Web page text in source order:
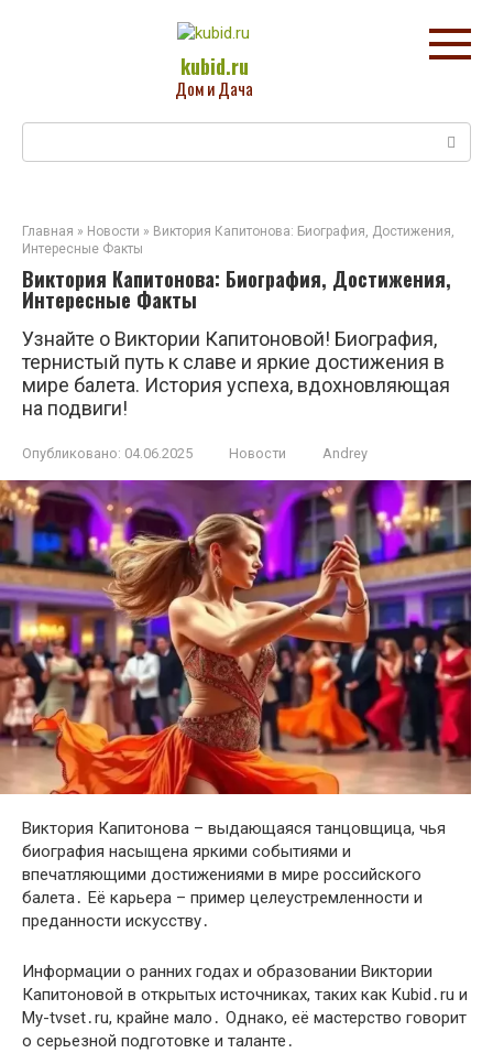
kubid.ru
Дом и Дача
Главная » Новости » Виктория Капитонова: Биография, Достижения,
Интересные Факты
Виктория Капитонова: Биография, Достижения,
Интересные Факты
Узнайте о Виктории Капитоновой! Биография,
тернистый путь к славе и яркие достижения в
мире балета. История успеха, вдохновляющая
на подвиги!
Опубликовано: 04.06.2025 Новости Andrey
Виктория Капитонова – выдающаяся танцовщица, чья
биография насыщена яркими событиями и
впечатляющими достижениями в мире российского
балета․ Её карьера – пример целеустремленности и
преданности искусству․
Информации о ранних годах и образовании Виктории
Капитоновой в открытых источниках, таких как Kubid․ru и
My-tvset․ru, крайне мало․ Однако, её мастерство говорит
о серьезной подготовке и таланте․